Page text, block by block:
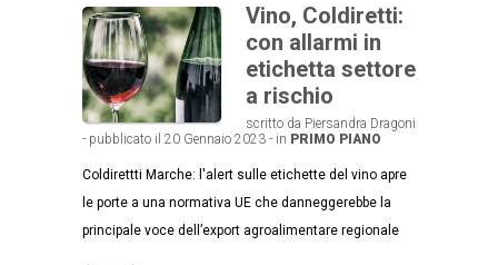
Vino, Coldiretti:
con allarmi in
etichetta settore
a rischio
scritto da Piersandra Dragoni
- pubblicato il 20 Gennaio 2023 - in PRIMO PIANO
Coldirettti Marche: l'alert sulle etichette del vino apre
le porte a una normativa UE che danneggerebbe la
principale voce dell’export agroalimentare regionale